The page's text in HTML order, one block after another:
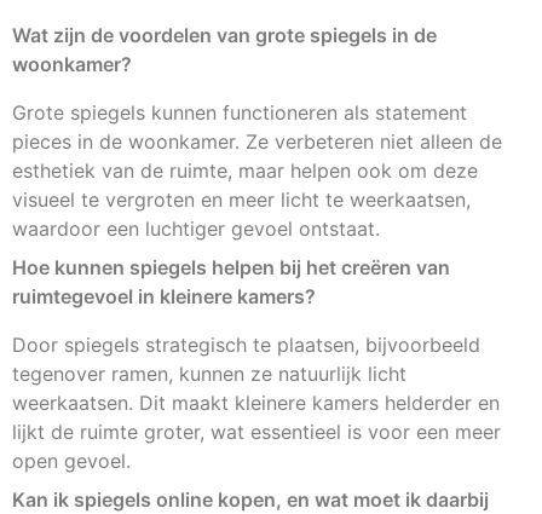
Wat zijn de voordelen van grote spiegels in de
woonkamer?
Grote spiegels kunnen functioneren als statement
pieces in de woonkamer. Ze verbeteren niet alleen de
esthetiek van de ruimte, maar helpen ook om deze
visueel te vergroten en meer licht te weerkaatsen,
waardoor een luchtiger gevoel ontstaat.
Hoe kunnen spiegels helpen bij het creëren van
ruimtegevoel in kleinere kamers?
Door spiegels strategisch te plaatsen, bijvoorbeeld
tegenover ramen, kunnen ze natuurlijk licht
weerkaatsen. Dit maakt kleinere kamers helderder en
lijkt de ruimte groter, wat essentieel is voor een meer
open gevoel.
Kan ik spiegels online kopen, en wat moet ik daarbij